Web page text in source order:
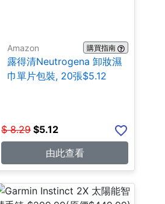
Amazon 購買指南
露得清Neutrogena 卸妝濕
巾單片包裝, 20張$5.12
$ 8.29 $5.12
由此查看